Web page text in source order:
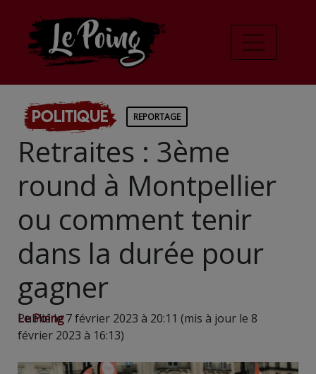
Politique REPORTAGE
Retraites : 3ème
round à Montpellier
ou comment tenir
dans la durée pour
gagner
Le Poing
Publié le 7 février 2023 à 20:11 (mis à jour le 8
février 2023 à 16:13)